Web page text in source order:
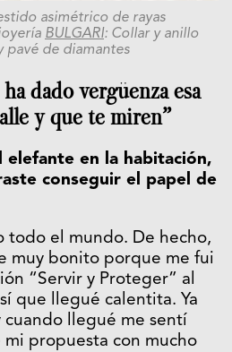
asimétrico de rayas
BULGARI: Collar y anillo
pavé de diamantes
dado vergüenza esa
y que te miren”
elefante en la habitación,
conseguir el papel de
todo el mundo. De hecho,
muy bonito porque me fui
“Servir y Proteger” al
que llegué calentita. Ya
llegué me sentí
propuesta con mucho